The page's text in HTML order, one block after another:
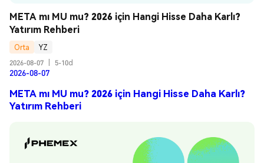
META mı MU mu? 2026 için Hangi Hisse Daha Karlı?
Yatırım Rehberi
Orta
YZ
2026-08-07
5-10d
2026-08-07
META mı MU mu? 2026 için Hangi Hisse Daha Karlı?
Yatırım Rehberi